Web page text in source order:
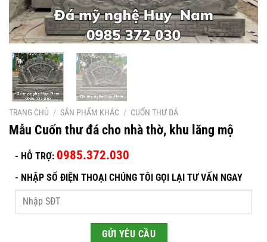
TRANG CHỦ / SẢN PHẨM KHÁC / CUỐN THƯ ĐÁ
Mẫu Cuốn thư đá cho nhà thờ, khu lăng mộ
- HỖ TRỢ: 0985.372.030
- NHẬP SỐ ĐIỆN THOẠI CHÚNG TÔI GỌI LẠI TƯ VẤN NGAY